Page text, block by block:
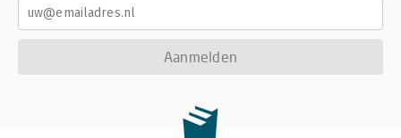
Aanmelden